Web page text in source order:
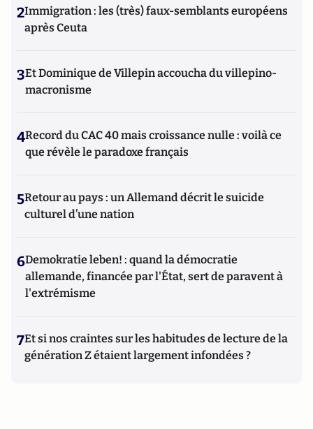
2Immigration : les (très) faux-semblants européens
après Ceuta
3Et Dominique de Villepin accoucha du villepino-
macronisme
4Record du CAC 40 mais croissance nulle : voilà ce
que révèle le paradoxe français
5Retour au pays : un Allemand décrit le suicide
culturel d’une nation
6Demokratie leben! : quand la démocratie
allemande, financée par l'État, sert de paravent à
l'extrémisme
7Et si nos craintes sur les habitudes de lecture de la
génération Z étaient largement infondées ?